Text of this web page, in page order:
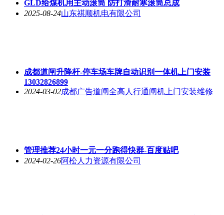
GLD给煤机用主动滚筒 防打滑耐寒滚筒总成
2025-08-24山东祺顺机电有限公司
成都道闸升降杆-停车场车牌自动识别一体机上门安装
13032826899
2024-03-02成都广告道闸全高人行通闸机上门安装维修
管理推荐24小时一元一分跑得快群-百度贴吧
2024-02-26阿松人力资源有限公司